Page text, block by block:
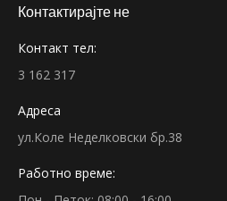
Контактирајте не
Контакт тел:
3 162 317
Адреса
ул.Коле Неделковски бр.38
Работно време: